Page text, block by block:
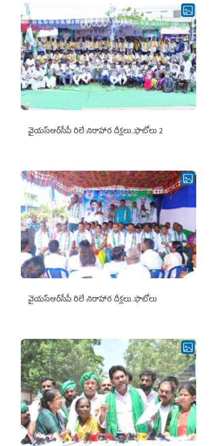
వైయ‌స్ఆర్‌సీపీ రిలే నిరాహార దీక్షలు..ఫొటోలు 2
వైయ‌స్ఆర్‌సీపీ రిలే నిరాహార దీక్షలు..ఫొటోలు